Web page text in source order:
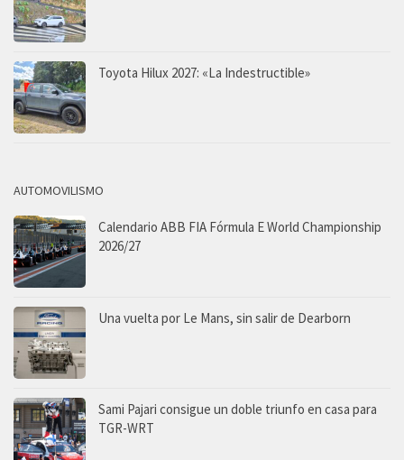
Toyota Hilux 2027: «La Indestructible»
AUTOMOVILISMO
Calendario ABB FIA Fórmula E World Championship
2026/27
Una vuelta por Le Mans, sin salir de Dearborn
Sami Pajari consigue un doble triunfo en casa para
TGR-WRT